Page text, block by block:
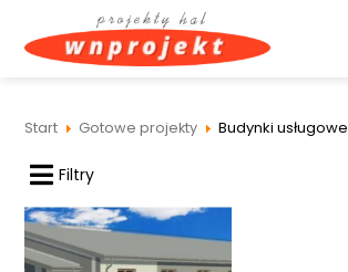
Start Gotowe projekty Budynki usługowe
Filtry